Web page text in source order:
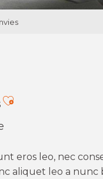
Ajouter aux
eros leo, nec
aliquet leo a nunc